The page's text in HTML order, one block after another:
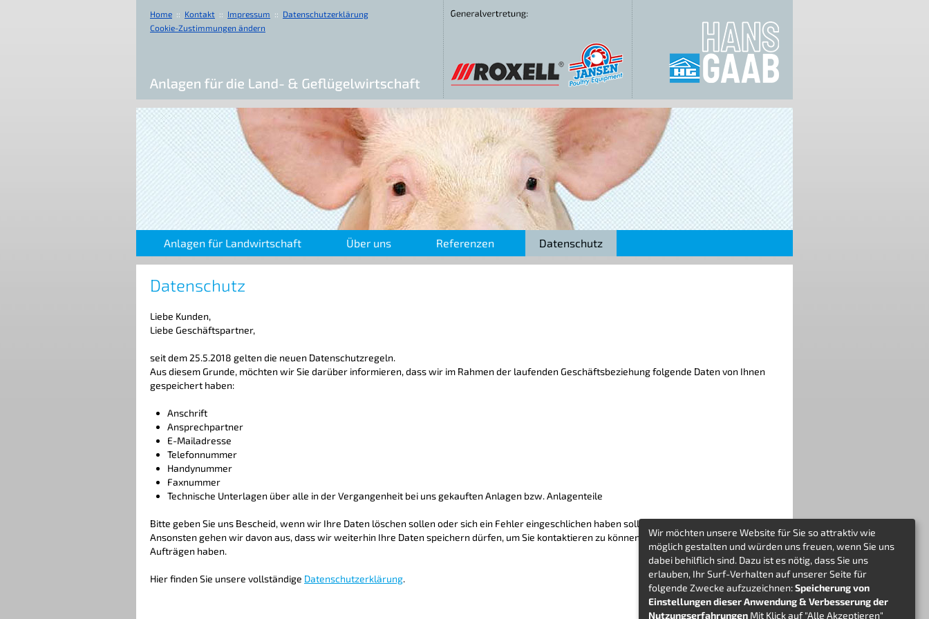
Anlagen für Landwirtschaft Über uns Referenzen Datenschutz
Home :: Kontakt :: Impressum :: Datenschutzerklärung
Cookie-Zustimmungen ändern
Datenschutz
Liebe Kunden,
Liebe Geschäftspartner,
seit dem 25.5.2018 gelten die neuen Datenschutzregeln.
Aus diesem Grunde, möchten wir Sie darüber informieren, dass wir im Rahmen der laufenden Geschäftsbeziehung folgende Daten von Ihnen
gespeichert haben:
Anschrift
Ansprechpartner
E-Mailadresse
Telefonnummer
Handynummer
Faxnummer
Technische Unterlagen über alle in der Vergangenheit bei uns gekauften Anlagen bzw. Anlagenteile
Bitte geben Sie uns Bescheid, wenn wir Ihre Daten löschen sollen oder sich ein Fehler eingeschlichen haben sollte.
Ansonsten gehen wir davon aus, dass wir weiterhin Ihre Daten speichern dürfen, um Sie kontaktieren zu können, wenn wir Fragen zu laufenden
Aufträgen haben.
Hier finden Sie unsere vollständige Datenschutzerklärung.
Wir möchten unsere Website für Sie so attraktiv wie
möglich gestalten und würden uns freuen, wenn Sie uns
dabei behilflich sind. Dazu ist es nötig, dass Sie uns
erlauben, Ihr Surf-Verhalten auf unserer Seite für
folgende Zwecke aufzuzeichnen:Speicherung von
Einstellungen dieser Anwendung & Verbesserung der
Nutzungserfahrungen Mit Klick auf "Alle Akzeptieren"